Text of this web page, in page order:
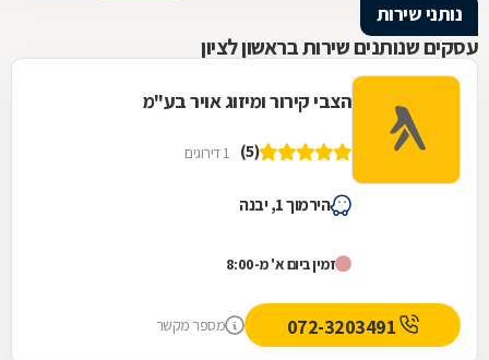
נותני שירות
עסקים שנותנים שירות בראשון לציון
הצבי קירור ומיזוג אויר בע"מ
(5) 1 דירוגים
הירמוך 1, יבנה
זמין ביום א' מ-8:00
מספר מקשר